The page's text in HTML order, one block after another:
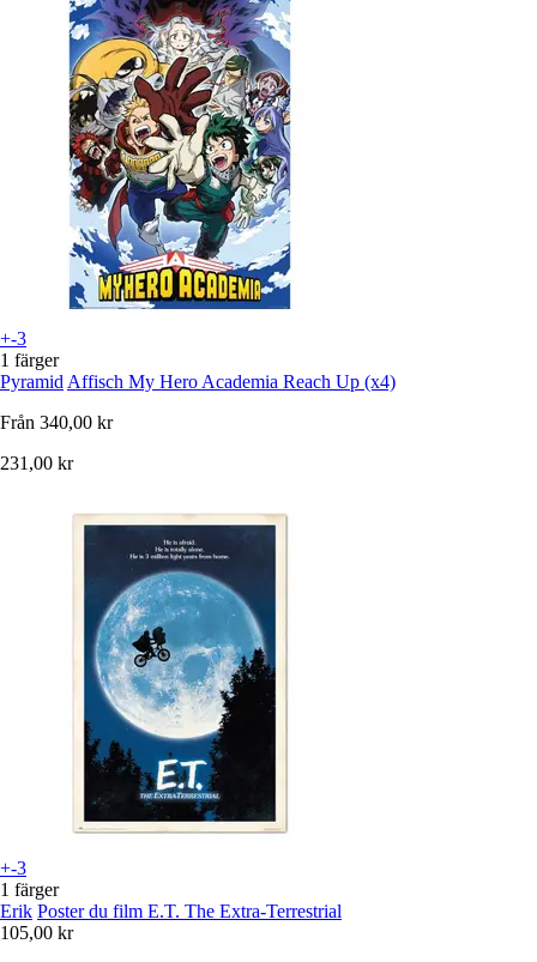
+-3
1 färger
Pyramid Affisch My Hero Academia Reach Up (x4)
Från 340,00 kr
231,00 kr
+-3
1 färger
Erik Poster du film E.T. The Extra-Terrestrial
105,00 kr